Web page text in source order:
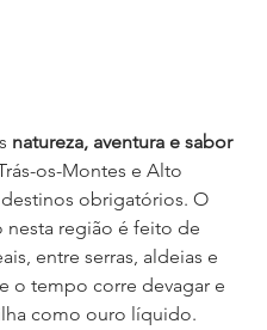
natureza, aventura e sabor
os-Montes e Alto
obrigatórios. O
nesta região é feito de
entre serras, aldeias e
o tempo corre devagar e
como ouro líquido.